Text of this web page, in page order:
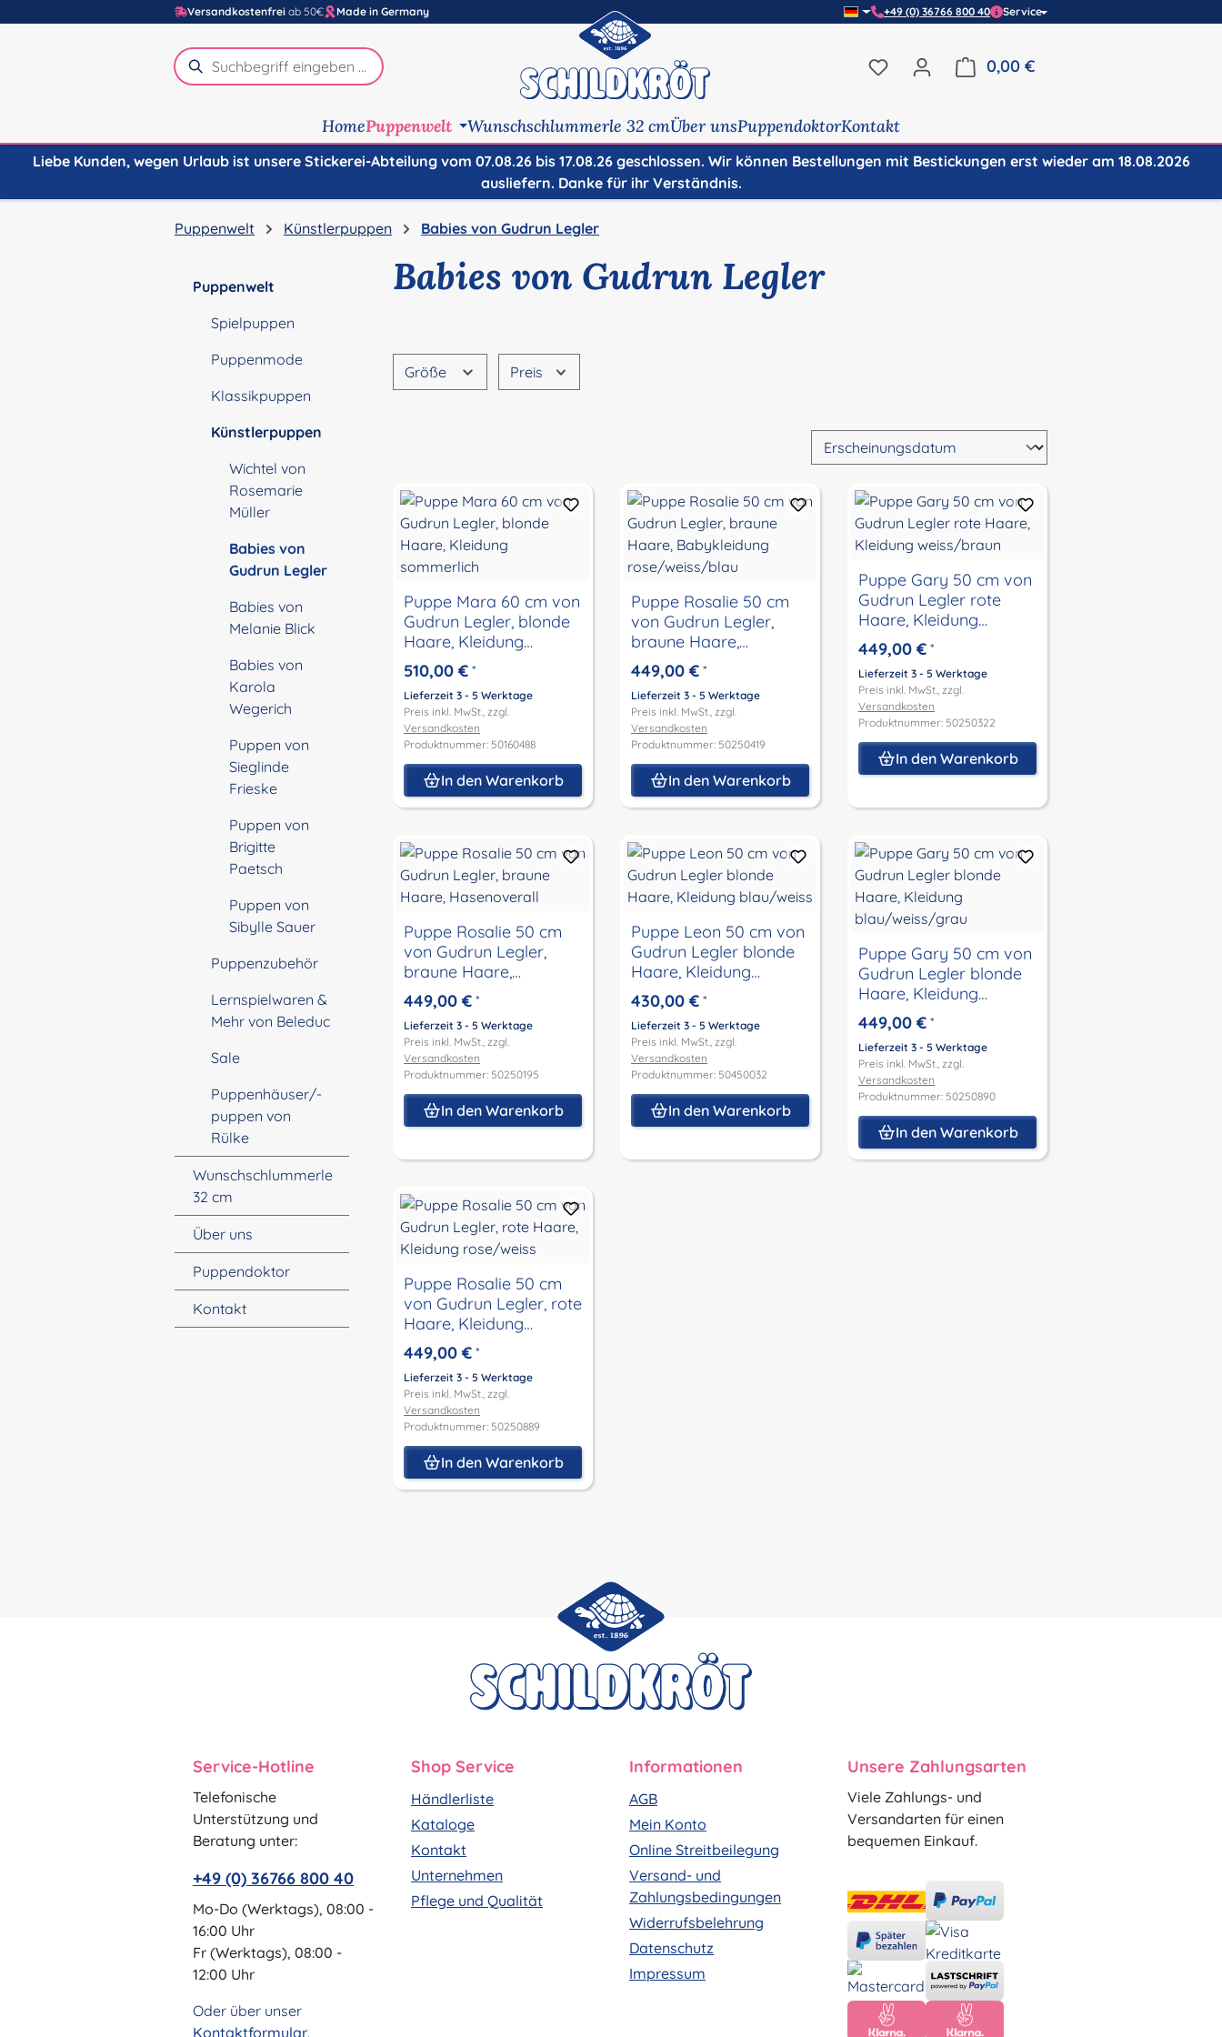
Hauptinhalt springen
Zur Suche springen
Zur Hauptnavigation springen
Versandkostenfrei ab 50€ Made in Germany +49 (0) 36766 800 40 Service
Du hast 0 Produkte auf dem Merkzettel
0,00 €
HomePuppenwelt Wunschschlummerle 32 cmÜber unsPuppendoktorKontakt
Liebe Kunden, wegen Urlaub ist unsere Stickerei-Abteilung vom 07.08.26 bis 17.08.26 geschlossen. Wir können Bestellungen mit Bestickungen erst wieder am 18.08.2026
ausliefern. Danke für ihr Verständnis.
Puppenwelt Künstlerpuppen Babies von Gudrun Legler
Puppenwelt
Spielpuppen
Puppenmode
Klassikpuppen
Künstlerpuppen
Wichtel von
Rosemarie
Müller
Babies von
Gudrun Legler
Babies von
Melanie Blick
Babies von
Karola
Wegerich
Puppen von
Sieglinde
Frieske
Puppen von
Brigitte
Paetsch
Puppen von
Sibylle Sauer
Puppenzubehör
Lernspielwaren &
Mehr von Beleduc
Sale
Puppenhäuser/-
puppen von
Rülke
Wunschschlummerle
32 cm
Über uns
Puppendoktor
Kontakt
Babies von Gudrun Legler
Größe Preis
Puppe Mara 60 cm von
Gudrun Legler, blonde
Haare, Kleidung
sommerlich
510,00 € *
Lieferzeit 3 - 5 Werktage
Preis inkl. MwSt., zzgl.
Versandkosten
Produktnummer: 50160488
In den Warenkorb
Puppe Rosalie 50 cm
von Gudrun Legler,
braune Haare,
Babykleidung
rose/weiss/blau
449,00 € *
Lieferzeit 3 - 5 Werktage
Preis inkl. MwSt., zzgl.
Versandkosten
Produktnummer: 50250419
In den Warenkorb
Puppe Gary 50 cm von
Gudrun Legler rote
Haare, Kleidung
weiss/braun
449,00 € *
Lieferzeit 3 - 5 Werktage
Preis inkl. MwSt., zzgl.
Versandkosten
Produktnummer: 50250322
In den Warenkorb
Puppe Rosalie 50 cm
von Gudrun Legler,
braune Haare,
Hasenoverall
449,00 € *
Lieferzeit 3 - 5 Werktage
Preis inkl. MwSt., zzgl.
Versandkosten
Produktnummer: 50250195
In den Warenkorb
Puppe Leon 50 cm von
Gudrun Legler blonde
Haare, Kleidung
blau/weiss
430,00 € *
Lieferzeit 3 - 5 Werktage
Preis inkl. MwSt., zzgl.
Versandkosten
Produktnummer: 50450032
In den Warenkorb
Puppe Gary 50 cm von
Gudrun Legler blonde
Haare, Kleidung
blau/weiss/grau
449,00 € *
Lieferzeit 3 - 5 Werktage
Preis inkl. MwSt., zzgl.
Versandkosten
Produktnummer: 50250890
In den Warenkorb
Puppe Rosalie 50 cm
von Gudrun Legler, rote
Haare, Kleidung
rose/weiss
449,00 € *
Lieferzeit 3 - 5 Werktage
Preis inkl. MwSt., zzgl.
Versandkosten
Produktnummer: 50250889
In den Warenkorb
Service-Hotline
Telefonische
Unterstützung und
Beratung unter:
+49 (0) 36766 800 40
Mo-Do (Werktags), 08:00 -
16:00 Uhr
Fr (Werktags), 08:00 -
12:00 Uhr
Oder über unser
Kontaktformular.
Shop Service
Händlerliste
Kataloge
Kontakt
Unternehmen
Pflege und Qualität
Informationen
AGB
Mein Konto
Online Streitbeilegung
Versand- und
Zahlungsbedingungen
Widerrufsbelehrung
Datenschutz
Impressum
Unsere Zahlungsarten
Viele Zahlungs- und
Versandarten für einen
bequemen Einkauf.